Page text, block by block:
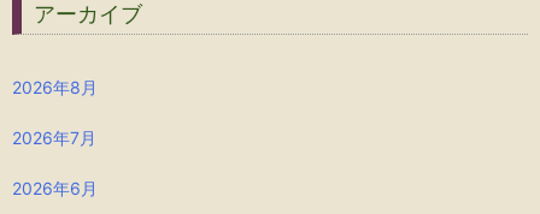
アーカイブ
2026年8月
2026年7月
2026年6月